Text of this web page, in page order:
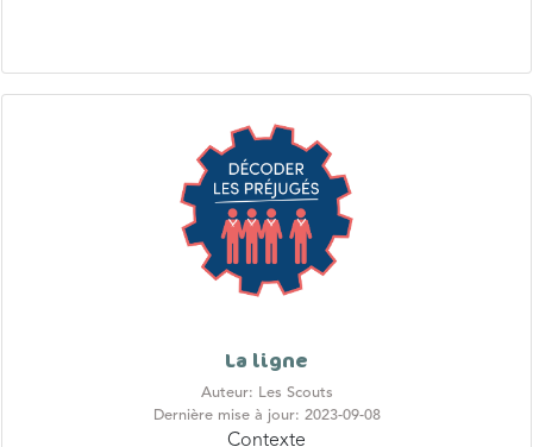
Auteur: Les Scouts
Dernière mise à jour: 2023-09-08
Contexte
Le harcèlement est un phénomène qui est ancré dans